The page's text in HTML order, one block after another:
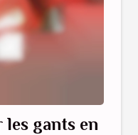
gants en